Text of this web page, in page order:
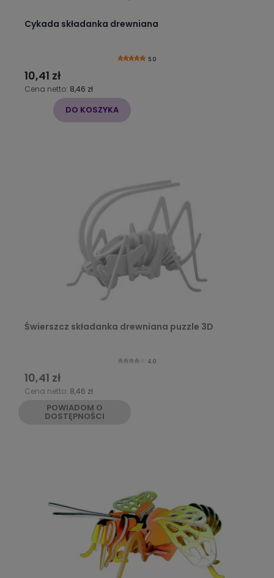
Cykada składanka drewniana
5.0
10,41 zł
Cena netto: 8,46 zł
DO KOSZYKA
Świerszcz składanka drewniana puzzle 3D
4.0
10,41 zł
Cena netto: 8,46 zł
POWIADOM O
DOSTĘPNOŚCI